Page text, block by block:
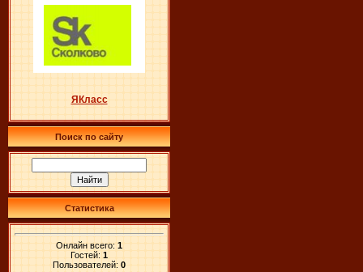
ЯКласс
Поиск по сайту
Статистика
Онлайн всего: 1
Гостей: 1
Пользователей: 0